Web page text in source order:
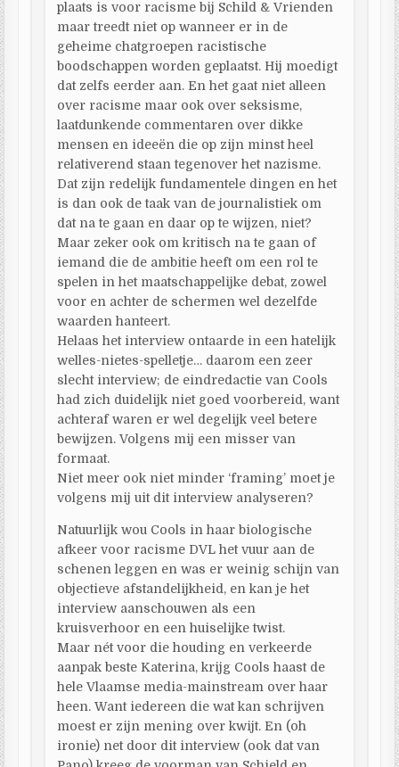
plaats is voor racisme bij Schild & Vrienden
maar treedt niet op wanneer er in de
geheime chatgroepen racistische
boodschappen worden geplaatst. Hij moedigt
dat zelfs eerder aan. En het gaat niet alleen
over racisme maar ook over seksisme,
laatdunkende commentaren over dikke
mensen en ideeën die op zijn minst heel
relativerend staan tegenover het nazisme.
Dat zijn redelijk fundamentele dingen en het
is dan ook de taak van de journalistiek om
dat na te gaan en daar op te wijzen, niet?
Maar zeker ook om kritisch na te gaan of
iemand die de ambitie heeft om een rol te
spelen in het maatschappelijke debat, zowel
voor en achter de schermen wel dezelfde
waarden hanteert.
Helaas het interview ontaarde in een hatelijk
welles-nietes-spelletje… daarom een zeer
slecht interview; de eindredactie van Cools
had zich duidelijk niet goed voorbereid, want
achteraf waren er wel degelijk veel betere
bewijzen. Volgens mij een misser van
formaat.
Niet meer ook niet minder ‘framing’ moet je
volgens mij uit dit interview analyseren?
Natuurlijk wou Cools in haar biologische
afkeer voor racisme DVL het vuur aan de
schenen leggen en was er weinig schijn van
objectieve afstandelijkheid, en kan je het
interview aanschouwen als een
kruisverhoor en een huiselijke twist.
Maar nét voor die houding en verkeerde
aanpak beste Katerina, krijg Cools haast de
hele Vlaamse media-mainstream over haar
heen. Want iedereen die wat kan schrijven
moest er zijn mening over kwijt. En (oh
ironie) net door dit interview (ook dat van